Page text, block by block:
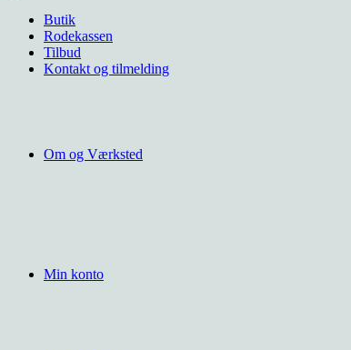
Butik
Rodekassen
Tilbud
Kontakt og tilmelding
Om og Værksted
Min konto